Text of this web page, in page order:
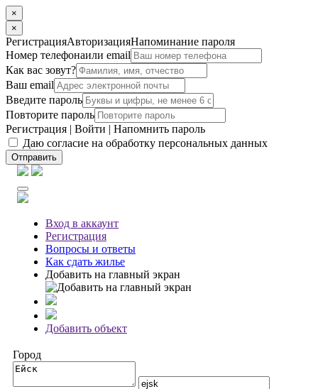
×
×
РегистрацияАвторизацияНапоминание пароля
Номер телефонаили email
Как вас зовут?
Ваш email
Введите пароль
Повторите пароль
Регистрация | Войти | Напомнить пароль
Даю согласие на обработку персональных данных
Отправить
Вход в аккаунт
Регистрация
Вопросы и ответы
Как сдать жилье
Добавить на главный экран
Добавить объект
Город